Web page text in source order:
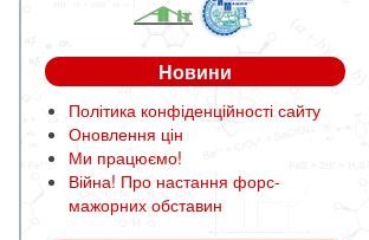
Новини
Політика конфіденційності сайту
Оновлення цін
Ми працюємо!
Війна! Про настання форс-
мажорних обставин